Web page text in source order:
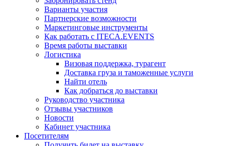
Варианты участия
Партнерские возможности
Маркетинговые инструменты
Как работать с ITECA.EVENTS
Время работы выставки
Логистика
Визовая поддержка, турагент
Доставка груза и таможенные услуги
Найти отель
Как добраться до выставки
Руководство участника
Отзывы участников
Новости
Кабинет участника
Посетителям